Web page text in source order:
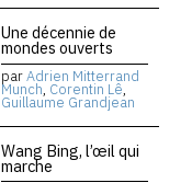
Une décennie de
mondes ouverts
parAdrien Mitterrand
Munch, Corentin Lê,
Guillaume Grandjean
Wang Bing, l’œil qui
marche